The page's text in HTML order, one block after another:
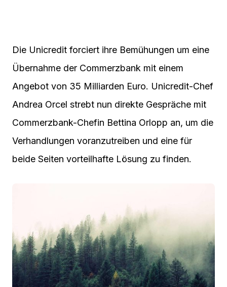
Die Unicredit forciert ihre Bemühungen um eine
Übernahme der Commerzbank mit einem
Angebot von 35 Milliarden Euro. Unicredit-Chef
Andrea Orcel strebt nun direkte Gespräche mit
Commerzbank-Chefin Bettina Orlopp an, um die
Verhandlungen voranzutreiben und eine für
beide Seiten vorteilhafte Lösung zu finden.